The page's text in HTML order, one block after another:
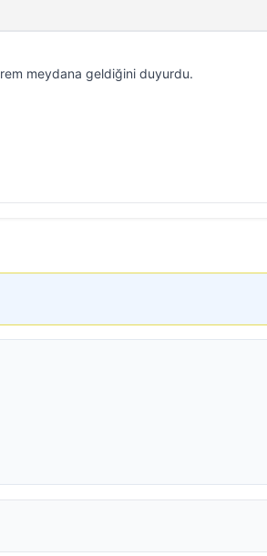
meydana geldiğini duyurdu.